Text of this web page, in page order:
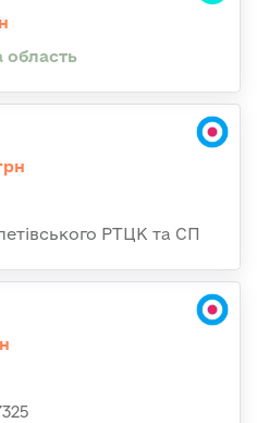
область
РТЦК та СП